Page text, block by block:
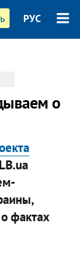
РУС
о
фактах